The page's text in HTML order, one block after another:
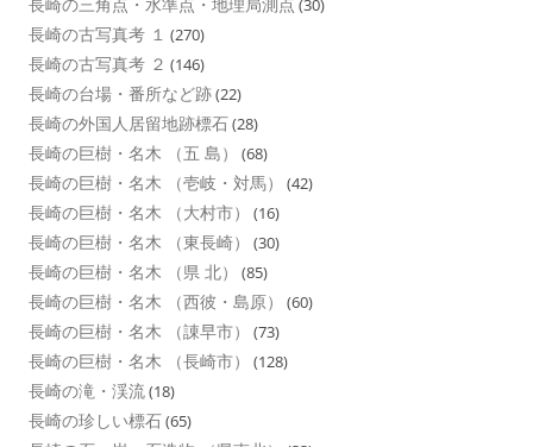
(30)
長崎の古写真考 １ (270)
長崎の古写真考 ２ (146)
長崎の台場・番所など跡(22)
長崎の外国人居留地跡標石(28)
長崎の巨樹・名木 （五 島） (68)
長崎の巨樹・名木 （壱岐・対馬） (42)
長崎の巨樹・名木 （大村市） (16)
長崎の巨樹・名木 （東長崎） (30)
長崎の巨樹・名木 （県 北） (85)
長崎の巨樹・名木 （西彼・島原） (60)
長崎の巨樹・名木 （諌早市） (73)
長崎の巨樹・名木 （長崎市） (128)
長崎の滝・渓流(18)
長崎の珍しい標石(65)